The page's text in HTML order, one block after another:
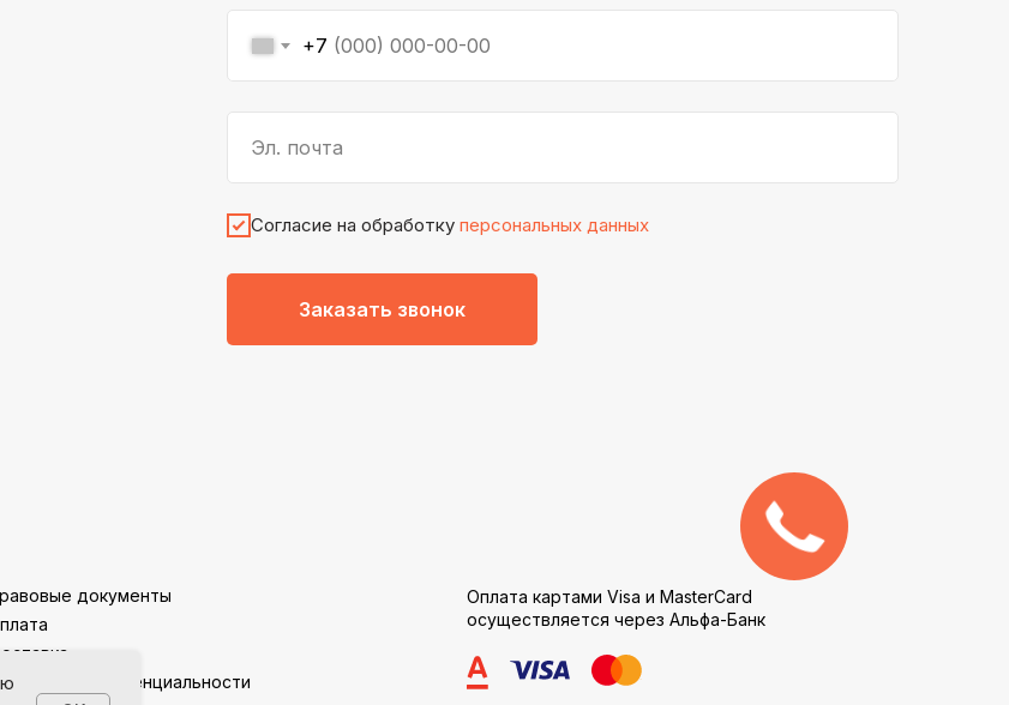
+7
Эл. почта
Согласие на обработку персональных данных
Заказать звонок
Оплата картами Visa и MasterCard
осуществляется через Альфа-Банк
конфиденциальности
документы